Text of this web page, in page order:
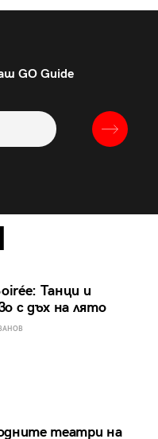
GO Guide
Танци и
с дъх на лято
театри на